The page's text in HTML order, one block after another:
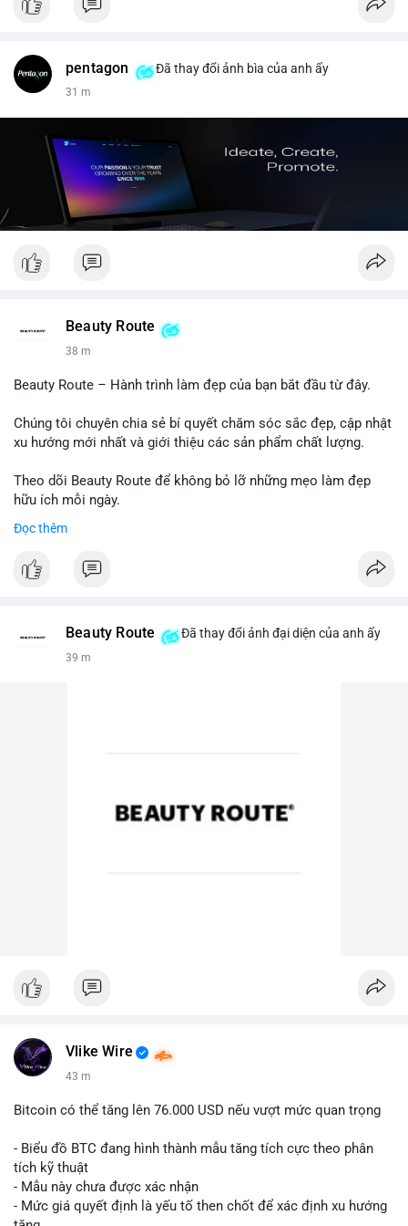
pentagon Đã thay đổi ảnh bìa của anh ấy
31 m
Beauty Route
38 m
Beauty Route – Hành trình làm đẹp của bạn bắt đầu từ đây.
Chúng tôi chuyên chia sẻ bí quyết chăm sóc sắc đẹp, cập nhật
xu hướng mới nhất và giới thiệu các sản phẩm chất lượng.
Theo dõi Beauty Route để không bỏ lỡ những mẹo làm đẹp
hữu ích mỗi ngày.
Đọc thêm
Beauty Route Đã thay đổi ảnh đại diện của anh ấy
39 m
Vlike Wire
43 m
Bitcoin có thể tăng lên 76.000 USD nếu vượt mức quan trọng
- Biểu đồ BTC đang hình thành mẫu tăng tích cực theo phân
tích kỹ thuật
- Mẫu này chưa được xác nhận
- Mức giá quyết định là yếu tố then chốt để xác định xu hướng